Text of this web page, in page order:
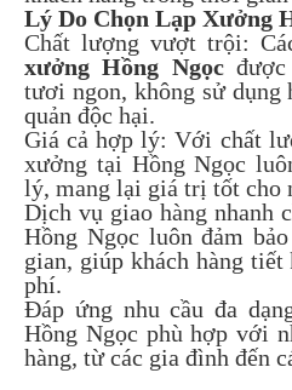
Lý Do Chọn Lạp Xưởng
Chất lượng vượt trội:
xưởng Hồng Ngọcđược
tươi ngon, không sử dụng
quản độc hại.
Giá cả hợp lý: Với chất
xưởng tại Hồng Ngọc
lý, mang lại giá trị tốt cho
Dịch vụ giao hàng nhanh
Hồng Ngọc luôn đảm
gian, giúp khách hàng
phí.
Đáp ứng nhu cầu đa
Hồng Ngọc phù hợp với
hàng, từ các gia đình đến